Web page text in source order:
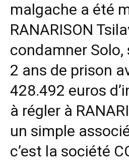
malgache a été
RANARISON
condamner Solo,
2 ans de prison
428.492 euros
à régler à
un simple
c’est la société